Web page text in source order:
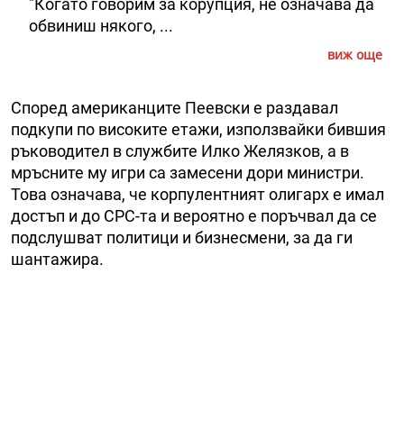
"Когато говорим за корупция, не означава да
обвиниш някого, ...
виж още
Според американците Пеевски е раздавал
подкупи по високите етажи, използвайки бившия
ръководител в службите Илко Желязков, а в
мръсните му игри са замесени дори министри.
Това означава, че корпулентният олигарх е имал
достъп и до СРС-та и вероятно е поръчвал да се
подслушват политици и бизнесмени, за да ги
шантажира.